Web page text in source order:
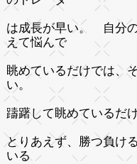
は成長が早い。 自分
えて悩んで
眺めているだけでは、
い。
躊躇して眺めているだ
とりあえず、勝つ負け
いる